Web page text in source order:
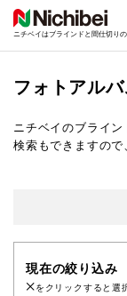
ニチベイはブラインドと間仕切り
フォトアルバ
ニチベイのブライン
検索もできますので
現在の絞り込み
をクリックすると選